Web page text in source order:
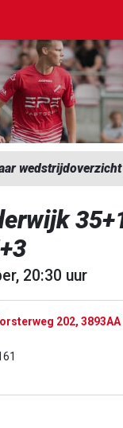
wedstrijdoverzicht
20:30 uur
202, 3893AA